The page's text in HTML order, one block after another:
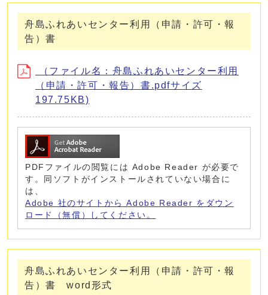
舟島ふれあいセンター利用（申請・許可・報
告）書
（ファイル名：舟島ふれあいセンター利用
（申請・許可・報告）書.pdfサイズ
197.75KB)
PDFファイルの閲覧には Adobe Reader が必要で
す。同ソフトがインストールされていない場合に
は、
Adobe 社のサイトから Adobe Reader をダウン
ロード（無償）してください。
舟島ふれあいセンター利用（申請・許可・報
告）書 word形式